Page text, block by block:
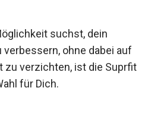
Stufe.
suchst, dein
ohne dabei
zu verzichten, ist die
Wahl für Dich.